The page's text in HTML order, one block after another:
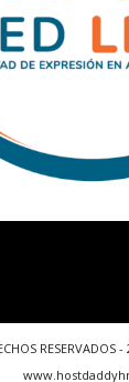
RESERVADOS